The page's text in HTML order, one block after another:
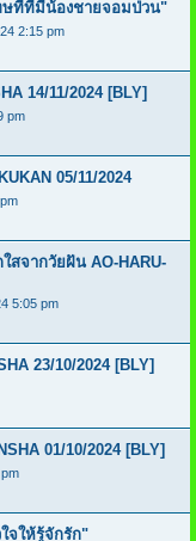
ษทีที่มีน้องชายจอมป่วน"
2:15 pm
14/11/2024 [BLY]
pm
05/11/2024
สจากวัยฝัน AO-HARU-
5:05 pm
23/10/2024 [BLY]
01/10/2024 [BLY]
จให้รู้จักรัก"